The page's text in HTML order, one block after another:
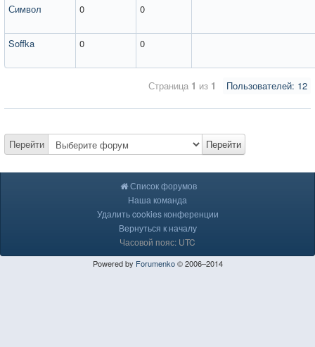
Символ 0 0
Soffka 0 0
Пользователей: 12
Страница 1 из 1
Перейти Перейти
Список форумов
Наша команда
Удалить cookies конференции
Вернуться к началу
Часовой пояс: UTC
Powered by Forumenko© 2006–2014